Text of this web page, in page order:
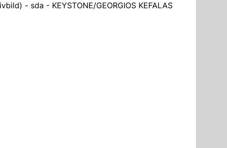
- sda - KEYSTONE/GEORGIOS KEFALAS